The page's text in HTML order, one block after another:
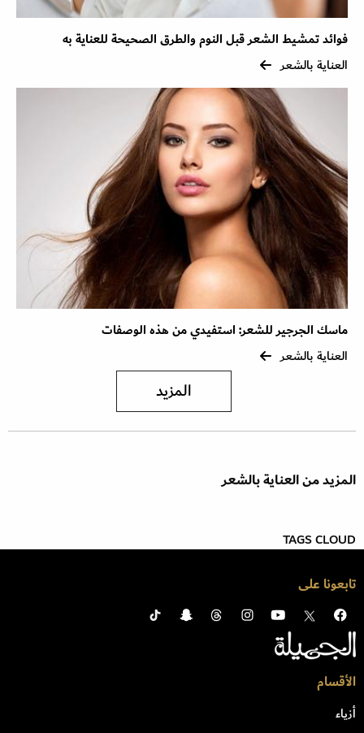
فوائد تمشيط الشعر قبل النوم والطرق الصحيحة للعناية به
العناية بالشعر
ماسك الجرجير للشعر: استفيدي من هذه الوصفات
العناية بالشعر
المزيد
المزيد من العناية بالشعر
TAGS CLOUD
تابعونا على
الأقسام
أزياء